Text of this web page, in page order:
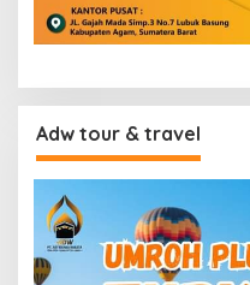
Adw tour & travel